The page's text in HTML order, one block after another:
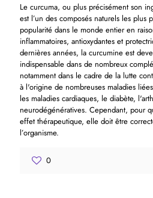
Le curcuma, ou plus précisément son
est l’un des composés naturels les plus
popularité dans le monde entier en
inflammatoires, antioxydantes et
dernières années, la curcumine est
indispensable dans de nombreux
notamment dans le cadre de la lutte
à l'origine de nombreuses maladies
les maladies cardiaques, le diabète,
neurodégénératives. Cependant, pour
effet thérapeutique, elle doit être
l’organisme.
0